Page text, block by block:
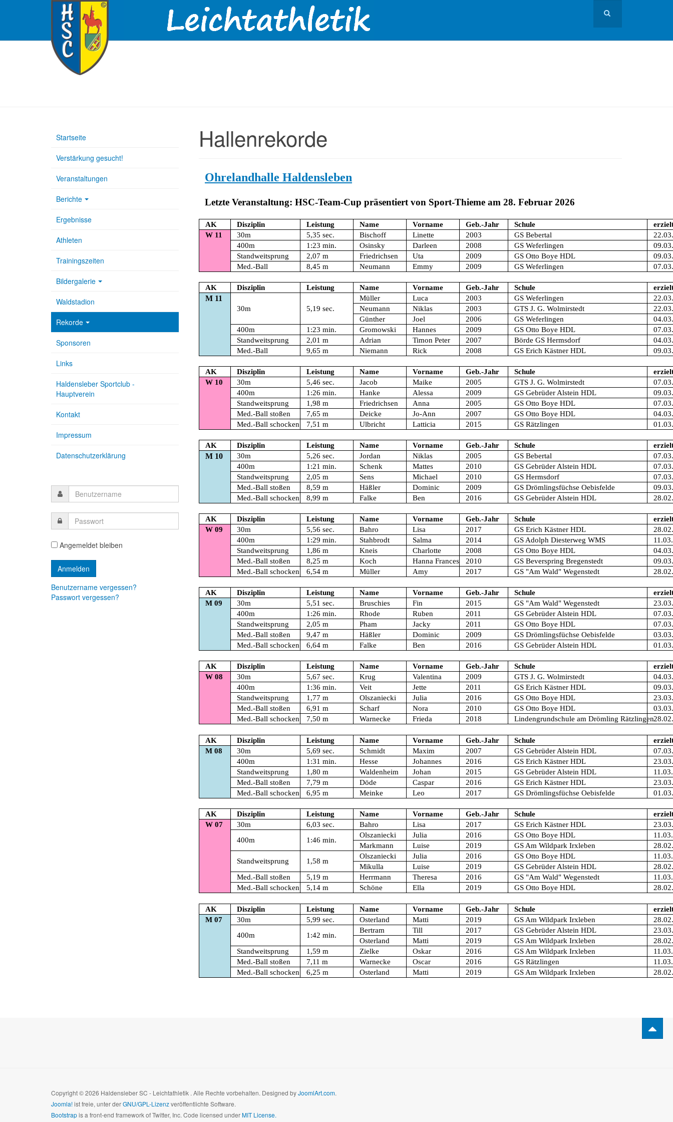
Hallenrekorde
Ohrelandhalle Haldensleben
Letzte Veranstaltung: HSC-Team-Cup präsentiert von Sport-Thieme am 28. Februar 2026
AK Disziplin Leistung Name Vorname Geb.-Jahr Schule
W 11
30m 5,35 sec. Bischoff Linette 2003 GS Bebertal
400m
1:23 min. Osinsky Darleen 2008 GS Weferlingen
Standweitsprung
2,07 m Friedrichsen Uta 2009 GS Otto Boye HDL
Med.-Ball
8,45 m Neumann Emmy 2009 GS Weferlingen
AK Disziplin Leistung Name Vorname Geb.-Jahr Schule
M 11
30m 5,19 sec.
Müller Luca 2003 GS Weferlingen
Neumann
Niklas 2003 GTS J. G. Wolmirstedt
Günther
Joel 2006 GS Weferlingen
400m
1:23 min. Gromowski Hannes 2009 GS Otto Boye HDL
Standweitsprung
2,01 m Adrian Timon Peter 2007 Börde GS Hermsdorf
Med.-Ball
9,65 m Niemann Rick 2008 GS Erich Kästner HDL
AK Disziplin Leistung Name Vorname Geb.-Jahr Schule
W 10
30m 5,46 sec. Jacob Maike 2005 GTS J. G. Wolmirstedt
400m
1:26 min. Hanke Alessa 2009 GS Gebrüder Alstein HDL
Standweitsprung
1,98 m Friedrichsen Anna 2005 GS Otto Boye HDL
Med.-Ball stoßen
7,65 m Deicke Jo-Ann 2007 GS Otto Boye HDL
Med.-Ball schocken
7,51 m Ulbricht Latticia 2015 GS Rätzlingen
AK Disziplin Leistung Name Vorname Geb.-Jahr Schule
M 10 30m 5,26 sec. Jordan Niklas 2005 GS Bebertal
400m
1:21 min. Schenk Mattes 2010 GS Gebrüder Alstein HDL
Standweitsprung
2,05 m Sens Michael 2010 GS Hermsdorf
Med.-Ball stoßen
8,59 m Häßler Dominic 2009 GS Drömlingsfüchse Oebisfelde
Med.-Ball schocken
8,99 m Falke Ben 2016 GS Gebrüder Alstein HDL
AK Disziplin Leistung Name Vorname Geb.-Jahr Schule
W 09
30m 5,56 sec. Bahro Lisa 2017 GS Erich Kästner HDL
400m
1:29 min. Stahbrodt Salma 2014 GS Adolph Diesterweg WMS
Standweitsprung
1,86 m Kneis Charlotte 2008 GS Otto Boye HDL
Med.-Ball stoßen
8,25 m Koch Hanna Frances 2010 GS Beverspring Bregenstedt
Med.-Ball schocken
6,54 m Müller Amy 2017 GS "Am Wald" Wegenstedt
AK Disziplin Leistung Name Vorname Geb.-Jahr Schule
M 09
30m 5,51 sec. Bruschies Fin 2015 GS "Am Wald" Wegenstedt
400m
1:26 min. Rhode Ruben 2011 GS Gebrüder Alstein HDL
Standweitsprung
2,05 m Pham Jacky 2011 GS Otto Boye HDL
Med.-Ball stoßen
9,47 m Häßler Dominic 2009 GS Drömlingsfüchse Oebisfelde
Med.-Ball schocken
6,64 m Falke Ben 2016 GS Gebrüder Alstein HDL
AK Disziplin Leistung Name Vorname Geb.-Jahr Schule
W 08
30m 5,67 sec. Krug Valentina 2009 GTS J. G. Wolmirstedt
400m
1:36 min. Veit Jette 2011 GS Erich Kästner HDL
Standweitsprung
1,77 m Olszaniecki Julia 2016 GS Otto Boye HDL
Med.-Ball stoßen
6,91 m Scharf Nora 2010 GS Otto Boye HDL
Med.-Ball schocken
7,50 m Warnecke Frieda 2018 Lindengrundschule am Drömling Rätzlingen
AK Disziplin Leistung Name Vorname Geb.-Jahr Schule
M 08
30m 5,69 sec. Schmidt Maxim 2007 GS Gebrüder Alstein HDL
400m
1:31 min. Hesse Johannes 2016 GS Erich Kästner HDL
Standweitsprung
1,80 m Waldenheim Johan 2015 GS Gebrüder Alstein HDL
Med.-Ball stoßen
7,79 m Döde Caspar 2016 GS Erich Kästner HDL
Med.-Ball schocken
6,95 m Meinke Leo 2017 GS Drömlingsfüchse Oebisfelde
AK Disziplin Leistung Name Vorname Geb.-Jahr Schule
W 07
30m 6,03 sec. Bahro Lisa 2017 GS Erich Kästner HDL
400m
1:46 min.
Olszaniecki Julia 2016 GS Otto Boye HDL
Markmann
Luise 2019 GS Am Wildpark Irxleben
Standweitsprung
1,58 m
Olszaniecki Julia 2016 GS Otto Boye HDL
Mikulla
Luise 2019 GS Gebrüder Alstein HDL
Med.-Ball stoßen
5,19 m Herrmann Theresa 2016 GS "Am Wald" Wegenstedt
Med.-Ball schocken
5,14 m Schöne Ella 2019 GS Otto Boye HDL
AK Disziplin Leistung Name Vorname Geb.-Jahr Schule
M 07
30m 5,99 sec. Osterland Matti 2019 GS Am Wildpark Irxleben
400m
1:42 min.
Bertram Till 2017 GS Gebrüder Alstein HDL
Osterland
Matti 2019 GS Am Wildpark Irxleben
Standweitsprung
1,59 m Zielke Oskar 2016 GS Am Wildpark Irxleben
Med.-Ball stoßen
7,11 m Warnecke Oscar 2016 GS Rätzlingen
Med.-Ball schocken
6,25 m Osterland Matti 2019 GS Am Wildpark Irxleben
Startseite
Verstärkung gesucht!
Veranstaltungen
Berichte
Ergebnisse
Athleten
Trainingszeiten
Bildergalerie
Waldstadion
Rekorde
Sponsoren
Links
Haldensleber Sportclub -
Hauptverein
Kontakt
Impressum
Datenschutzerklärung
Angemeldet bleiben
Benutzername vergessen?
Passwort vergessen?
Copyright © 2026 Haldensleber SC - Leichtathletik . Alle Rechte vorbehalten. Designed byJoomlArt.com.
Joomla!ist freie, unter derGNU/GPL-Lizenzveröffentlichte Software.
Bootstrapis a front-end framework of Twitter, Inc. Code licensed underMIT License.